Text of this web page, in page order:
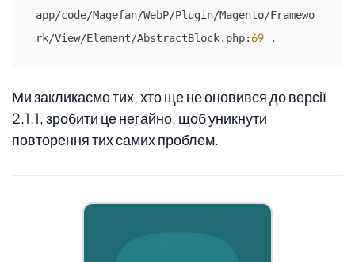
app/code/Magefan/WebP/Plugin/Magento/Framewo
rk/View/Element/AbstractBlock.php:69 .
Ми закликаємо тих, хто ще не оновився до версії
2.1.1, зробити це негайно, щоб уникнути
повторення тих самих проблем.